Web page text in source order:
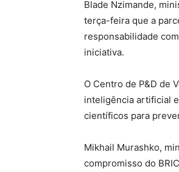
Blade Nzimande,
terça-feira que a
responsabilidade
iniciativa.
O Centro de P&D de
inteligência artificial
científicos para
Mikhail Murashko,
compromisso do